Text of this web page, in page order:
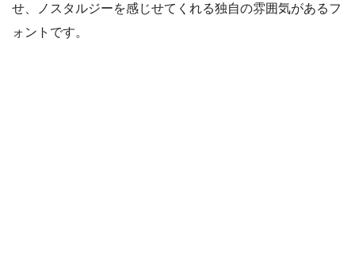
せ、ノスタルジーを感じせてくれる独自の雰囲気があるフ
ォントです。